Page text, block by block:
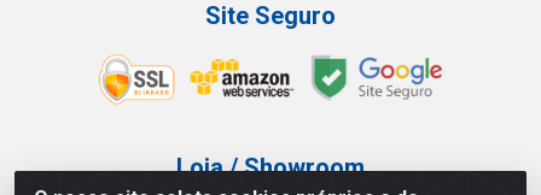
Site Seguro
Loja / Showroom